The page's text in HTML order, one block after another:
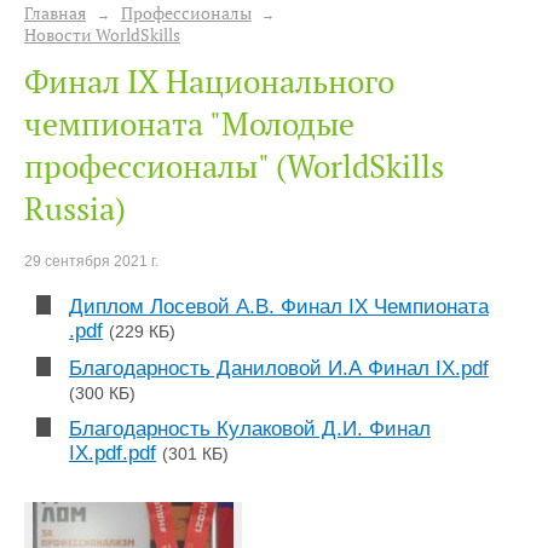
Главная → Профессионалы →
Новости WorldSkills
Финал IX Национального
чемпионата "Молодые
профессионалы" (WorldSkills
Russia)
29 сентября 2021 г.
Диплом Лосевой А.В. Финал IX Чемпионата
.pdf (229 КБ)
Благодарность Даниловой И.А Финал IX.pdf
(300 КБ)
Благодарность Кулаковой Д.И. Финал
IX.pdf.pdf (301 КБ)